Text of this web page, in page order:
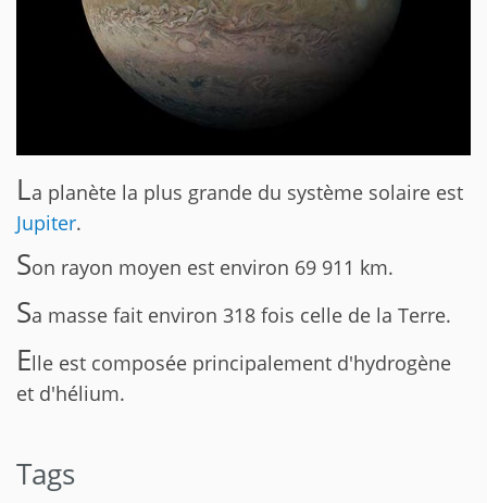
La planète la plus grande du système solaire est
Jupiter.
Son rayon moyen est environ 69 911 km.
Sa masse fait environ 318 fois celle de la Terre.
Elle est composée principalement d'hydrogène
et d'hélium.
Tags